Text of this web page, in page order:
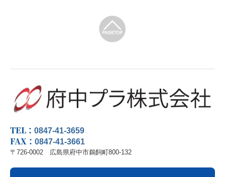
TEL： 0847-41-3659
FAX： 0847-41-3661
〒726-0002 広島県府中市鵜飼町800-132